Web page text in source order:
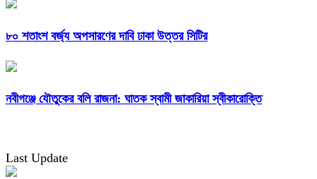
৮০ শতাংশ বর্জ্য অপসারণের দাবি ঢাকা উত্তর সিটির
নবীগঞ্জে যৌতুকের বলি রাজনা: ঘাতক স্বামী জাকারিয়া স্বীকারোক্তি
Last Update